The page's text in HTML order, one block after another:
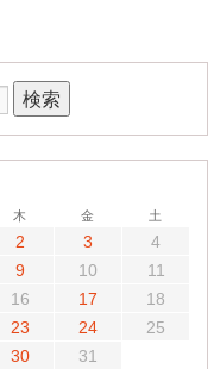
木 金 土
2 3
4
9 10
11
16 17
18
23 24
25
30
31